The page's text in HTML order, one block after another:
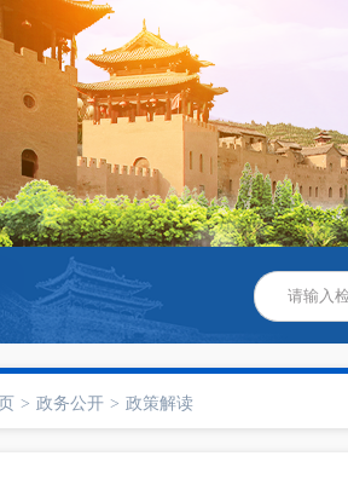
> 政务公开 > 政策解读